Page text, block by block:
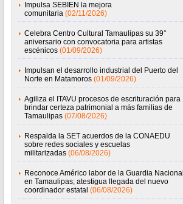
Impulsa SEBIEN la mejora
comunitaria (02/11/2026)
Celebra Centro Cultural Tamaulipas su 39°
aniversario con convocatoria para artistas
escénicos (01/09/2026)
Impulsan el desarrollo industrial del Puerto del
Norte en Matamoros (01/09/2026)
Agiliza el ITAVU procesos de escrituración para
brindar certeza patrimonial a más familias de
Tamaulipas (07/08/2026)
Respalda la SET acuerdos de la CONAEDU
sobre redes sociales y escuelas
militarizadas (06/08/2026)
Reconoce Américo labor de la Guardia Nacional
en Tamaulipas; atestigua llegada del nuevo
coordinador estatal (06/08/2026)